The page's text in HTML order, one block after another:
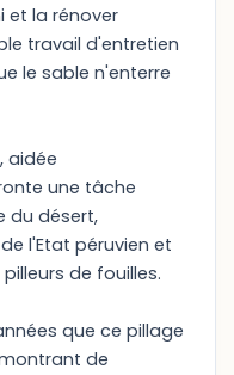
et la rénover
travail d'entretien
le sable n'enterre
aidée
une tâche
du désert,
l'Etat péruvien et
de fouilles.
que ce pillage
de